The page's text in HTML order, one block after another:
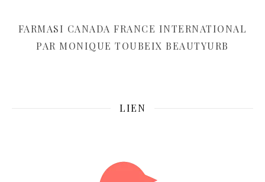
FARMASI CANADA FRANCE INTERNATIONAL
PAR MONIQUE TOUBEIX BEAUTYURB
LIEN